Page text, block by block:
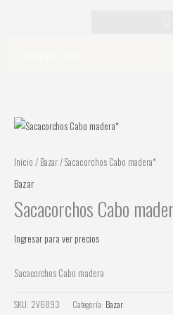
Inicio / Bazar/ Sacacorchos Cabo madera*
Bazar
Sacacorchos Cabo
Ingresar para ver precios
Sacacorchos Cabo madera
SKU: 2V6893 Categoría: Bazar